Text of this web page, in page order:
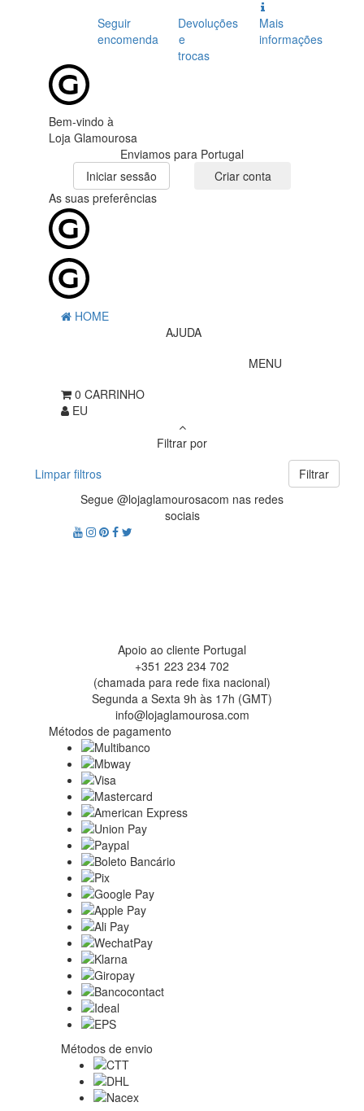
Seguir
encomenda
Devoluções
e
trocas
Mais
informações
Bem-vindo à
Loja Glamourosa
Enviamos para Portugal
Iniciar sessão
Criar conta
As suas preferências
HOME
AJUDA
MENU
0 CARRINHO
EU
Filtrar por
Limpar filtros
Filtrar
Segue @lojaglamourosacom nas redes
sociais
Apoio ao cliente Portugal
+351 223 234 702
(chamada para rede fixa nacional)
Segunda a Sexta 9h às 17h (GMT)
info@lojaglamourosa.com
Métodos de pagamento
Métodos de envio